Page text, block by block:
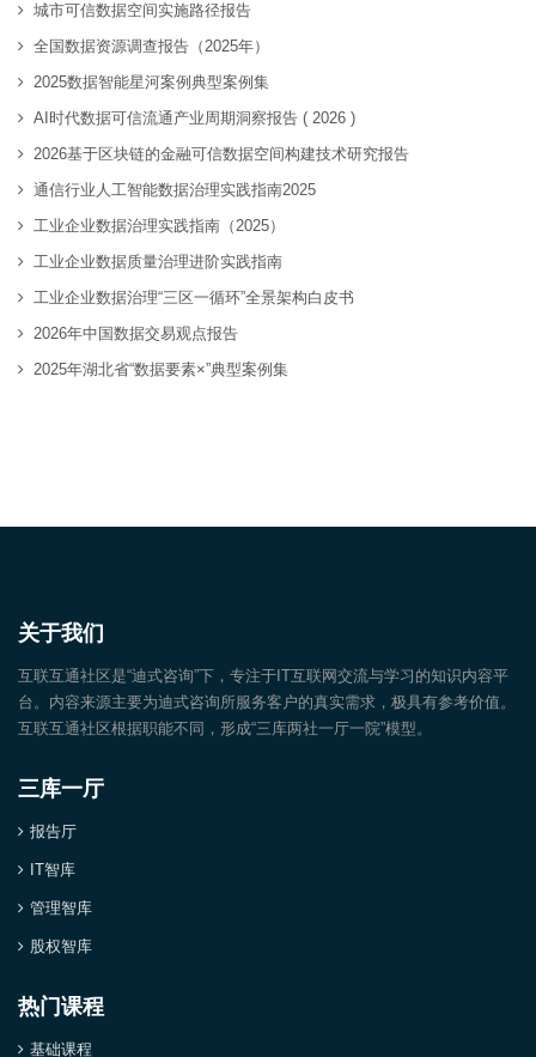
城市可信数据空间实施路径报告
全国数据资源调查报告（2025年）
2025数据智能星河案例典型案例集
AI时代数据可信流通产业周期洞察报告 ( 2026 )
2026基于区块链的金融可信数据空间构建技术研究报告
通信行业人工智能数据治理实践指南2025
工业企业数据治理实践指南（2025）
工业企业数据质量治理进阶实践指南
工业企业数据治理“三区一循环”全景架构白皮书
2026年中国数据交易观点报告
2025年湖北省“数据要素×”典型案例集
关于我们
互联互通社区是“迪式咨询”下，专注于IT互联网交流与学习的知识内容平
台。内容来源主要为迪式咨询所服务客户的真实需求，极具有参考价值。
互联互通社区根据职能不同，形成“三库两社一厅一院”模型。
三库一厅
报告厅
IT智库
管理智库
股权智库
热门课程
基础课程